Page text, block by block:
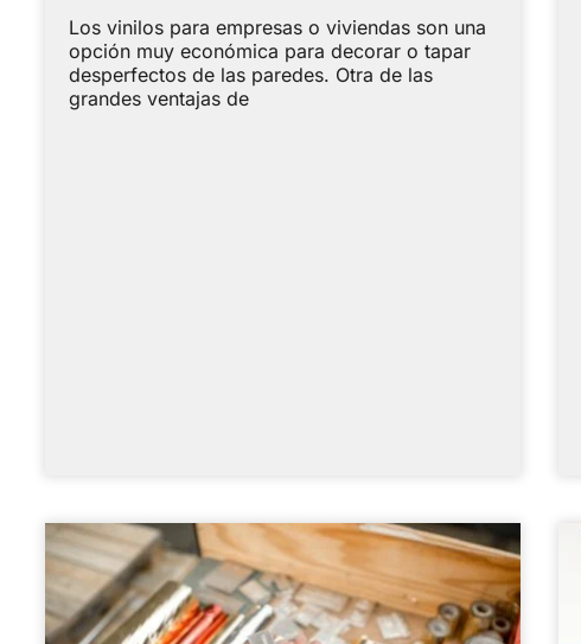
Los vinilos para empresas o viviendas son una
opción muy económica para decorar o tapar
desperfectos de las paredes. Otra de las
grandes ventajas de